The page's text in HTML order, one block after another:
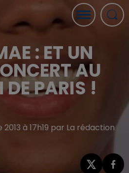
: ET UN
AU
DE PARIS !
à 17h19 par La rédaction